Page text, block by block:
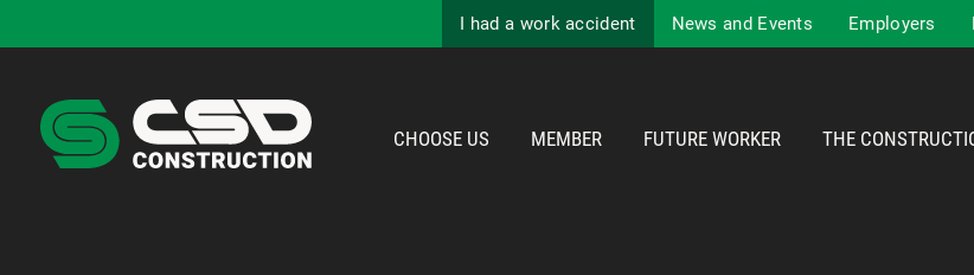
I had a work accident News and Events Employers
CHOOSE US MEMBER FUTURE WORKER THE